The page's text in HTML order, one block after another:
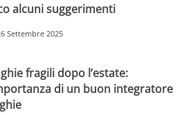
alcuni suggerimenti
Settembre 2025
fragili dopo l’estate:
di un buon integratore